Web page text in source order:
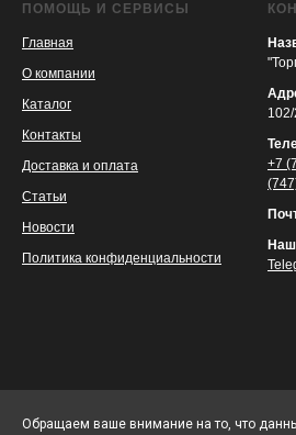
ПОМОЩЬ И СЕРВИСЫ
Главная
О компании
Каталог
Контакты
Доставка и оплата
Статьи
Новости
Политика конфиденциальности
102/
+7
Обращаем ваше внимание на то, что